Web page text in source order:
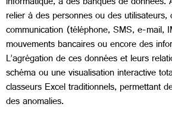
relier à des personnes ou des
communication (téléphone, SMS, e-mail,
mouvements bancaires ou encore des
L’agrégation de ces données et leurs
schéma ou une visualisation interactive
classeurs Excel traditionnels, permettant
des anomalies.